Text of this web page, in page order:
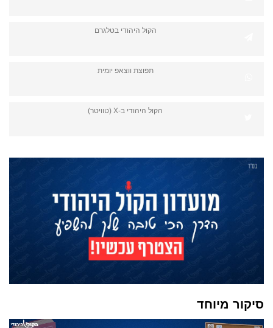
הקול היהודי בטלגרם
תפוצת ווצאפ יומית
הקול היהודי ב-X (טוויטר)
סיקור מיוחד